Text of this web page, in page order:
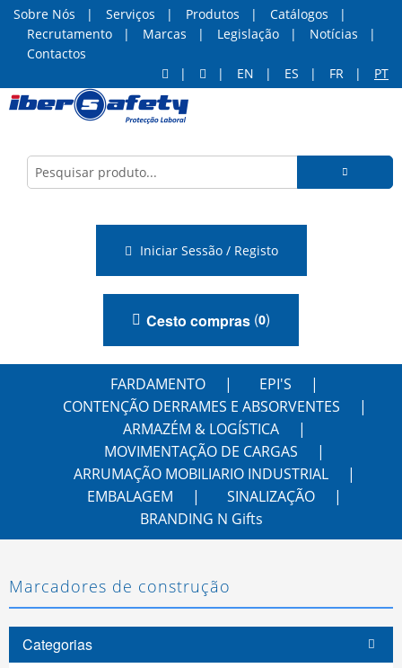
Sobre Nós Serviços Produtos
Catálogos
Recrutamento
Marcas Legislação
Notícias
Contactos
EN
ES FR PT
Iniciar Sessão / Registo
Cesto compras (0)
FARDAMENTO
EPI'S
CONTENÇÃO DERRAMES E ABSORVENTES
ARMAZÉM & LOGÍSTICA
MOVIMENTAÇÃO DE CARGAS
ARRUMAÇÃO MOBILIARIO INDUSTRIAL
EMBALAGEM
SINALIZAÇÃO
BRANDING N Gifts
Marcadores de construção
Categorias